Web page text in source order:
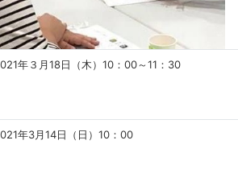
年３月18日（木）10：00～11：30
年3月14日（日）10：00